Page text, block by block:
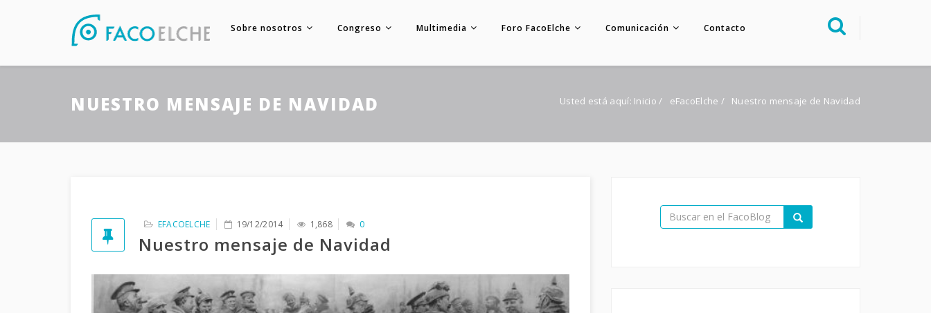
Sobre nosotros Congreso Multimedia Foro FacoElche Comunicación Contacto
Multimedia
Foro FacoElche
Contacto
NUESTRO MENSAJE DE NAVIDAD Usted está aquí: Inicio / eFacoElche / Nuestro mensaje de Navidad
EFACOELCHE 19/12/2014 1,868 0
Nuestro mensaje de Navidad